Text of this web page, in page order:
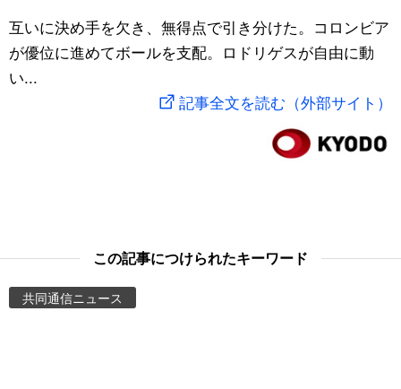
社会
文化
旅と暮らし
動画/Live
暮らし
互いに決め手を欠き、無得点で引き分けた。コロンビア
が優位に進めてボールを支配。ロドリゲスが自由に動
い...
記事全文を読む（外部サイト）
この記事につけられたキーワード
共同通信ニュース